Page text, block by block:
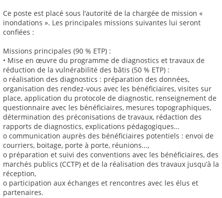
Ce poste est placé sous l’autorité de la chargée de mission «
inondations ». Les principales missions suivantes lui seront
confiées :
Missions principales (90 % ETP) :
• Mise en œuvre du programme de diagnostics et travaux de
réduction de la vulnérabilité des bâtis (50 % ETP) :
o réalisation des diagnostics : préparation des données,
organisation des rendez-vous avec les bénéficiaires, visites sur
place, application du protocole de diagnostic, renseignement de
questionnaire avec les bénéficiaires, mesures topographiques,
détermination des préconisations de travaux, rédaction des
rapports de diagnostics, explications pédagogiques…
o communication auprès des bénéficiaires potentiels : envoi de
courriers, boitage, porte à porte, réunions...,
o préparation et suivi des conventions avec les bénéficiaires, des
marchés publics (CCTP) et de la réalisation des travaux jusqu’à la
réception,
o participation aux échanges et rencontres avec les élus et
partenaires.